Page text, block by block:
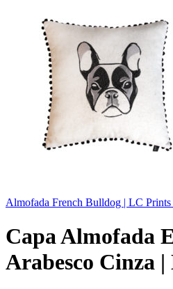
Almofada French Bulldog | LC Prints
Capa Almofada
Arabesco Cinza